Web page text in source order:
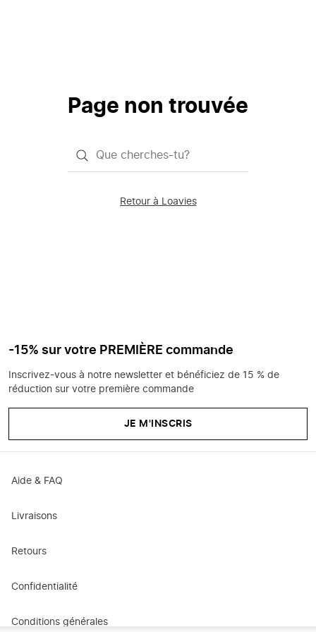
Page non trouvée
Qu'est-
Retour à Loavies
-15% sur votre PREMIÈRE commande
Inscrivez-vous à notre newsletter et bénéficiez de 15 % de
réduction sur votre première commande
JE M'INSCRIS
Aide & FAQ
Livraisons
Retours
Confidentialité
Conditions générales